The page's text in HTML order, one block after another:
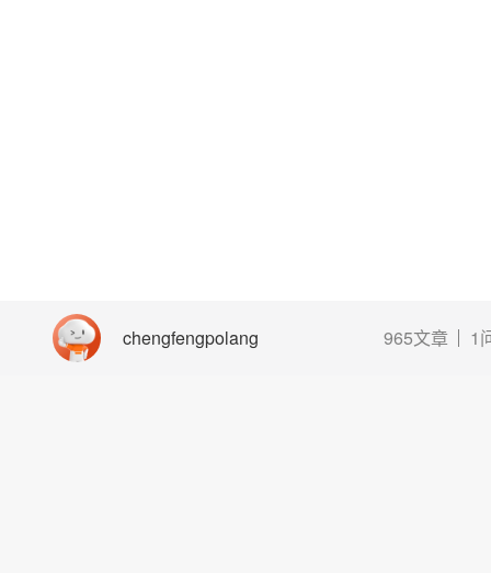
chengfengpolang 965文章 1